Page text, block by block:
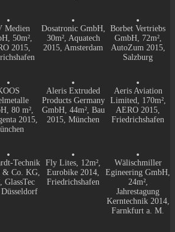
Medien
50m²,
2015,
Dosatronic GmbH,
30m², Aquatech
2015, Amsterdam
Borbet Vertriebs
GmbH, 72m²,
AutoZum 2015,
Salzburg
80 m²,
2015,
Aleris Extruded
Products Germany
GmbH, 44m², Bau
2015, München
Aeris Aviation
Limited, 170m²,
AERO 2015,
Friedrichshafen
Technik
& Co. KG,
GlassTec
Fly Lites, 12m²,
Eurobike 2014,
Friedrichshafen
Wälischmiller
Egineering GmbH,
24m²,
Jahrestagung
Kerntechnik 2014,
Farnkfurt a. M.